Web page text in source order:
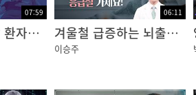
07:59
전이성 전립선암 환자를 위한 표적 방사성의약품 치료
06:11
겨울철 급증하는 뇌출혈, 이럴 땐 꼭 응급실 가세요! | 건강플러스
이승주